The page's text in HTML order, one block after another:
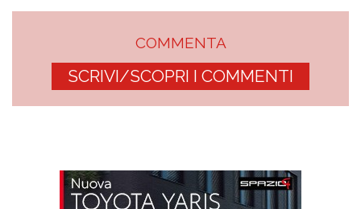
COMMENTA
SCRIVI/SCOPRI I COMMENTI